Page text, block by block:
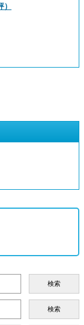
検索
検索